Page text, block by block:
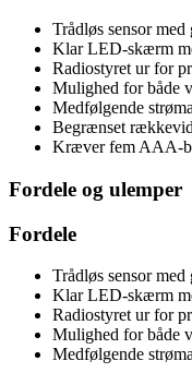
Trådløs sensor
Klar LED-skærm
Radiostyret ur for
Mulighed for både
Medfølgende
Begrænset
Kræver fem AAA-
Fordele og ulemper
Fordele
Trådløs sensor
Klar LED-skærm
Radiostyret ur for
Mulighed for både
Medfølgende